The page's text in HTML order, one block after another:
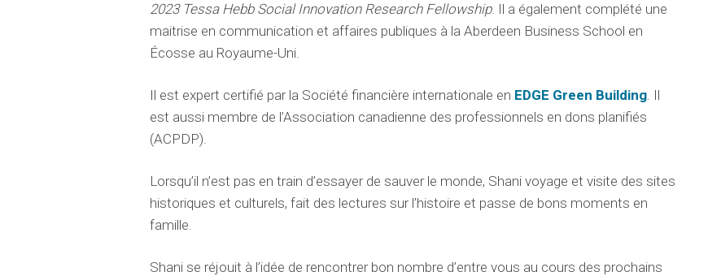
2023 Tessa Hebb Social Innovation Research Fellowship. Il a également complété une
maitrise en communication et affaires publiques à la Aberdeen Business School en
Écosse au Royaume-Uni.
Il est expert certifié par la Société financière internationale en EDGE Green Building. Il
est aussi membre de l’Association canadienne des professionnels en dons planifiés
(ACPDP).
Lorsqu’il n’est pas en train d’essayer de sauver le monde, Shani voyage et visite des sites
historiques et culturels, fait des lectures sur l’histoire et passe de bons moments en
famille.
Shani se réjouit à l’idée de rencontrer bon nombre d’entre vous au cours des prochains